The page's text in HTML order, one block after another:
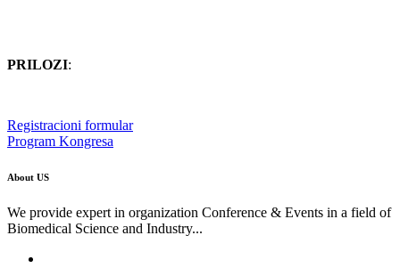
PRILOZI:
Registracioni formular
Program Kongresa
About US
We provide expert in organization Conference & Events in a field of
Biomedical Science and Industry...